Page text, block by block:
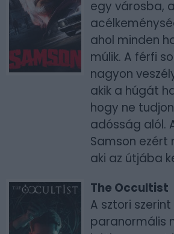
egy városba,
ahol minden
múlik. A férfi
nagyon
akik a húgát
hogy ne
adósság alól.
Samson ezért
aki az útjába
The Occultist
A sztori
paranormális